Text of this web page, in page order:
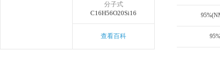
分子式
C16H56O20Si16
查看百科 95%